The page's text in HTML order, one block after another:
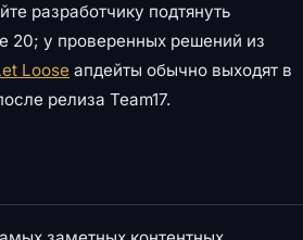
разработчику подтянуть
20; у проверенных решений из
Loose апдейты обычно выходят в
релиза Team17.